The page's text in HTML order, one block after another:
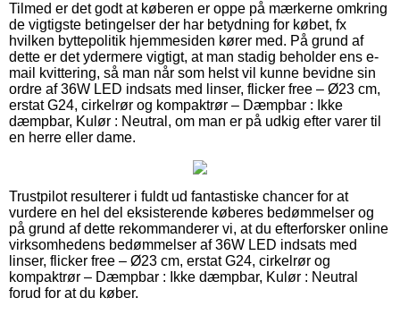
Tilmed er det godt at køberen er oppe på mærkerne omkring
de vigtigste betingelser der har betydning for købet, fx
hvilken byttepolitik hjemmesiden kører med. På grund af
dette er det ydermere vigtigt, at man stadig beholder ens e-
mail kvittering, så man når som helst vil kunne bevidne sin
ordre af 36W LED indsats med linser, flicker free – Ø23 cm,
erstat G24, cirkelrør og kompaktrør – Dæmpbar : Ikke
dæmpbar, Kulør : Neutral, om man er på udkig efter varer til
en herre eller dame.
Trustpilot resulterer i fuldt ud fantastiske chancer for at
vurdere en hel del eksisterende køberes bedømmelser og
på grund af dette rekommanderer vi, at du efterforsker online
virksomhedens bedømmelser af 36W LED indsats med
linser, flicker free – Ø23 cm, erstat G24, cirkelrør og
kompaktrør – Dæmpbar : Ikke dæmpbar, Kulør : Neutral
forud for at du køber.